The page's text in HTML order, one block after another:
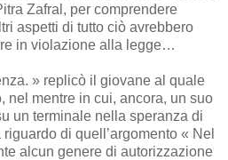
Zafral, per comprendere
aspetti di tutto ciò avrebbero
in violazione alla legge…
» replicò il giovane al quale
nel mentre in cui, ancora, un suo
un terminale nella speranza di
di quell’argomento « Nel
alcun genere di autorizzazione